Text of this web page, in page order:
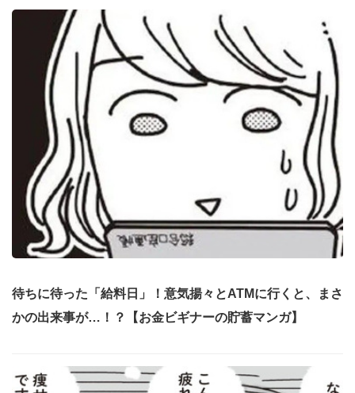
待ちに待った「給料日」！意気揚々とATMに行くと、まさ
かの出来事が…！？【お金ビギナーの貯蓄マンガ】